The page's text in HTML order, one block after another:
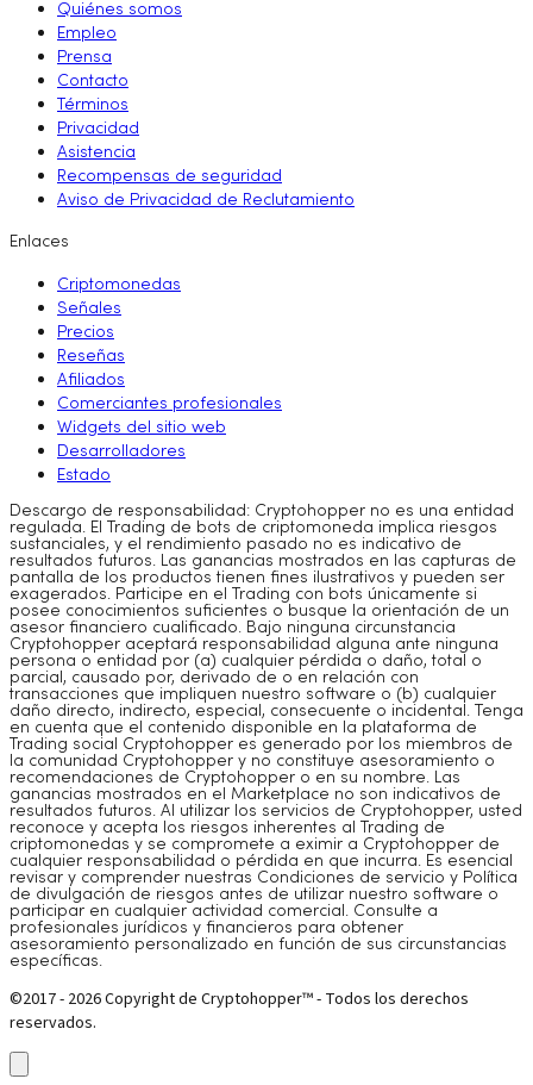
Quiénes somos
Empleo
Prensa
Contacto
Términos
Privacidad
Asistencia
Recompensas de seguridad
Aviso de Privacidad de Reclutamiento
Enlaces
Criptomonedas
Señales
Precios
Reseñas
Afiliados
Comerciantes profesionales
Widgets del sitio web
Desarrolladores
Estado
Descargo de responsabilidad: Cryptohopper no es una entidad
regulada. El Trading de bots de criptomoneda implica riesgos
sustanciales, y el rendimiento pasado no es indicativo de
resultados futuros. Las ganancias mostrados en las capturas de
pantalla de los productos tienen fines ilustrativos y pueden ser
exagerados. Participe en el Trading con bots únicamente si
posee conocimientos suficientes o busque la orientación de un
asesor financiero cualificado. Bajo ninguna circunstancia
Cryptohopper aceptará responsabilidad alguna ante ninguna
persona o entidad por (a) cualquier pérdida o daño, total o
parcial, causado por, derivado de o en relación con
transacciones que impliquen nuestro software o (b) cualquier
daño directo, indirecto, especial, consecuente o incidental. Tenga
en cuenta que el contenido disponible en la plataforma de
Trading social Cryptohopper es generado por los miembros de
la comunidad Cryptohopper y no constituye asesoramiento o
recomendaciones de Cryptohopper o en su nombre. Las
ganancias mostrados en el Marketplace no son indicativos de
resultados futuros. Al utilizar los servicios de Cryptohopper, usted
reconoce y acepta los riesgos inherentes al Trading de
criptomonedas y se compromete a eximir a Cryptohopper de
cualquier responsabilidad o pérdida en que incurra. Es esencial
revisar y comprender nuestras Condiciones de servicio y Política
de divulgación de riesgos antes de utilizar nuestro software o
participar en cualquier actividad comercial. Consulte a
profesionales jurídicos y financieros para obtener
asesoramiento personalizado en función de sus circunstancias
específicas.
©2017 - 2026 Copyright de Cryptohopper™ - Todos los derechos
reservados.